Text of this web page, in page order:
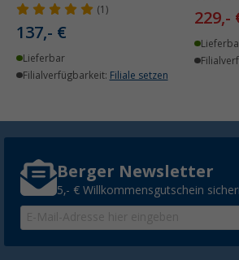
(1)
137,- €
Lieferbar
Filialverfügbarkeit: Filiale setzen
229,-
Berger Newsletter
5,- € Willkommensgutschein